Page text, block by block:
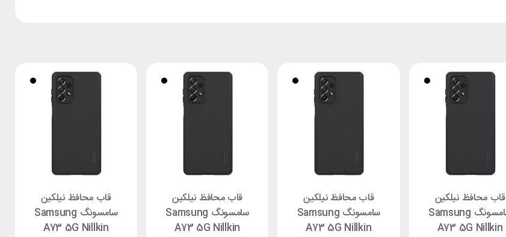
قاب محافظ نیلکین
سامسونگ Samsung
A73 5G Nillkin
قاب محافظ نیلکین
سامسونگ Samsung
A73 5G Nillkin
قاب محافظ نیلکین
سامسونگ Samsung
A73 5G Nillkin
قاب محافظ نیلکین
سامسونگ Samsung
A73 5G Nillkin